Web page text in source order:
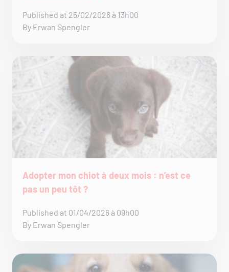
Published at 25/02/2026 à 13h00
By Erwan Spengler
Adopter mon chiot à deux mois : n’est ce
pas un peu tôt ?
Published at 01/04/2026 à 09h00
By Erwan Spengler